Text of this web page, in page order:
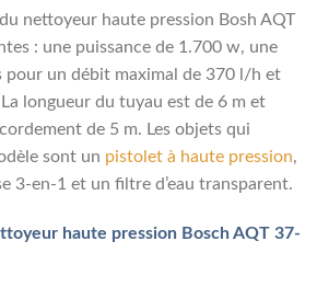
nettoyeur haute pression Bosh AQT
: une puissance de 1.700 w, une
pour un débit maximal de 370 l/h et
longueur du tuyau est de 6 m et
de 5 m. Les objets qui
sont un pistolet à haute pression,
3-en-1 et un filtre d’eau transparent.
haute pression Bosch AQT 37-